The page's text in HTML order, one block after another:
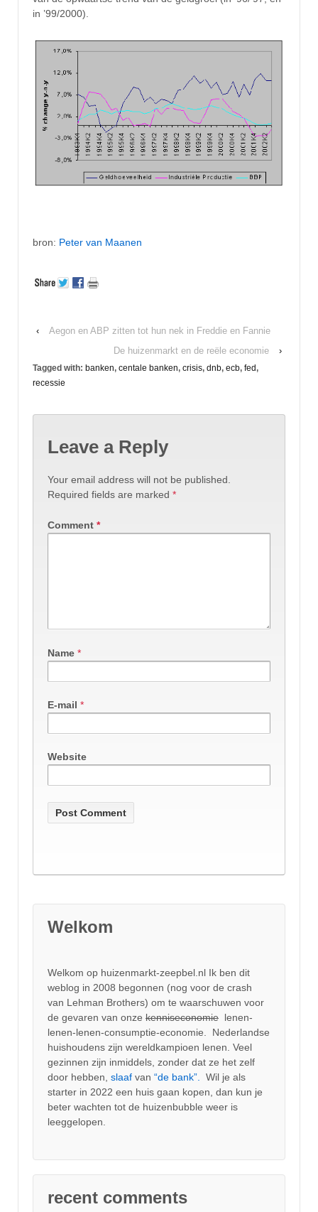
in ’99/2000).
bron: Peter van Maanen
‹
Aegon en ABP zitten tot hun nek in Freddie en Fannie
De huizenmarkt en de reële economie
›
Tagged with: banken, centale banken, crisis, dnb, ecb, fed,
recessie
Leave a Reply
Your email address will not be published.
Required fields are marked *
Comment *
Name *
E-mail *
Website
Welkom
Welkom op huizenmarkt-zeepbel.nl Ik ben dit
weblog in 2008 begonnen (nog voor de crash
van Lehman Brothers) om te waarschuwen voor
de gevaren van onze kenniseconomie lenen-
lenen-lenen-consumptie-economie. Nederlandse
huishoudens zijn wereldkampioen lenen. Veel
gezinnen zijn inmiddels, zonder dat ze het zelf
door hebben, slaaf van “de bank”.
Wil je als
starter in 2022 een huis gaan kopen, dan kun je
beter wachten tot de huizenbubble weer is
leeggelopen.
recent comments